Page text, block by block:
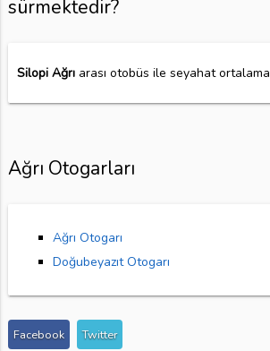
sürmektedir?
Silopi Ağrıarası otobüs ile seyahat ortalama
Ağrı Otogarları
Ağrı Otogarı
Doğubeyazıt Otogarı
Facebook Twitter